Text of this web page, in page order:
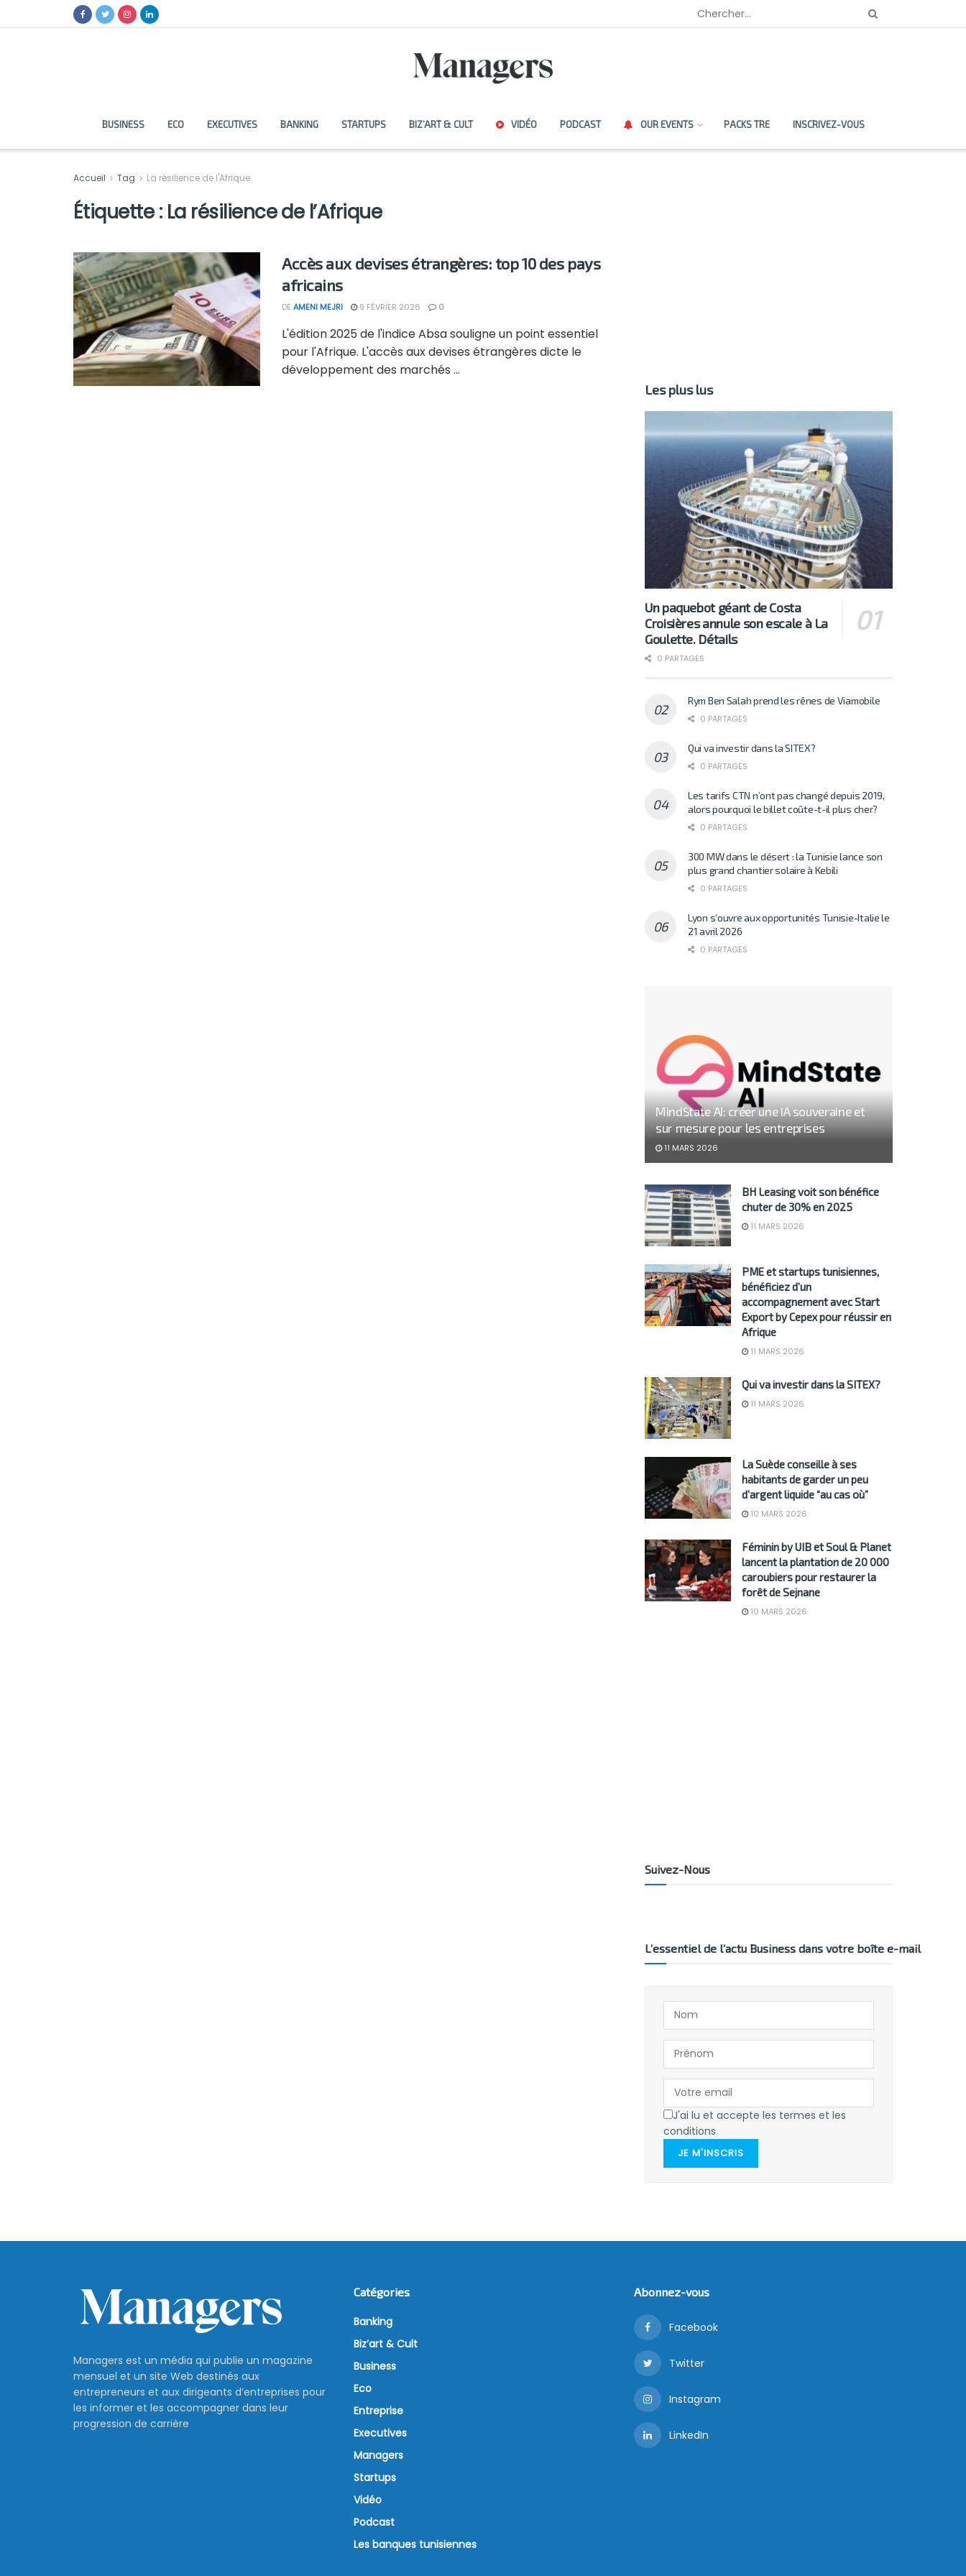
BUSINESS ECO EXECUTIVES BANKING STARTUPS BIZ’ART & CULT VIDÉO PODCAST OUR EVENTS PACKS TRE INSCRIVEZ-VOUS
Accueil Tag La résilience de l'Afrique
Étiquette : La résilience de l’Afrique
Accès aux devises étrangères: top 10 des pays
africains
DE AMENI MEJRI 9 FÉVRIER 2026 0
L'édition 2025 de l'indice Absa souligne un point essentiel
pour l'Afrique. L'accès aux devises étrangères dicte le
développement des marchés ...
Les plus lus
Un paquebot géant de Costa
Croisières annule son escale à La
Goulette. Détails
0 PARTAGES
Rym Ben Salah prend les rênes de Viamobile
0 PARTAGES
Qui va investir dans la SITEX?
0 PARTAGES
Les tarifs CTN n’ont pas changé depuis 2019,
alors pourquoi le billet coûte-t-il plus cher?
0 PARTAGES
300 MW dans le désert : la Tunisie lance son
plus grand chantier solaire à Kebili
0 PARTAGES
Lyon s’ouvre aux opportunités Tunisie-Italie le
21 avril 2026
0 PARTAGES
MindState AI: créer une IA souveraine et
sur mesure pour les entreprises
11 MARS 2026
BH Leasing voit son bénéfice
chuter de 30% en 2025
11 MARS 2026
PME et startups tunisiennes,
bénéficiez d’un
accompagnement avec Start
Export by Cepex pour réussir en
Afrique
11 MARS 2026
Qui va investir dans la SITEX?
11 MARS 2026
La Suède conseille à ses
habitants de garder un peu
d’argent liquide “au cas où”
10 MARS 2026
Féminin by UIB et Soul & Planet
lancent la plantation de 20 000
caroubiers pour restaurer la
forêt de Sejnane
10 MARS 2026
Suivez-Nous
L’essentiel de l’actu Business dans votre boîte e-mail
J'ai lu et accepte les termes et les
conditions
JE M'INSCRIS
Managers est un média qui publie un magazine
mensuel et un site Web destinés aux
entrepreneurs et aux dirigeants d’entreprises pour
les informer et les accompagner dans leur
progression de carrière
Catégories
Banking
Biz’art & Cult
Business
Eco
Entreprise
Executives
Managers
Startups
Vidéo
Podcast
Les banques tunisiennes
Abonnez-vous
Facebook
Twitter
Instagram
LinkedIn